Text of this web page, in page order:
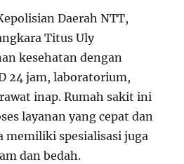
Daerah NTT,
Titus Uly
kesehatan dengan
24 jam, laboratorium,
inap. Rumah sakit ini
layanan yang cepat dan
memiliki spesialisasi juga
dan bedah.